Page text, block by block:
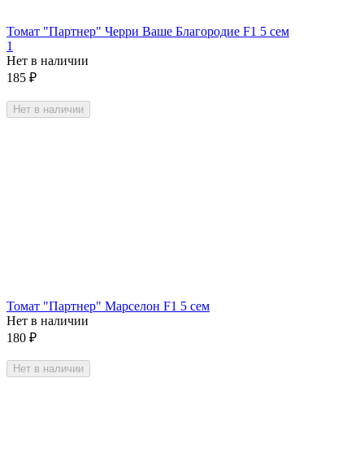
Томат "Партнер" Черри Ваше Благородие F1 5 сем
1
Нет в наличии
185 ₽
Нет в наличии
Томат "Партнер" Марселон F1 5 сем
Нет в наличии
180 ₽
Нет в наличии